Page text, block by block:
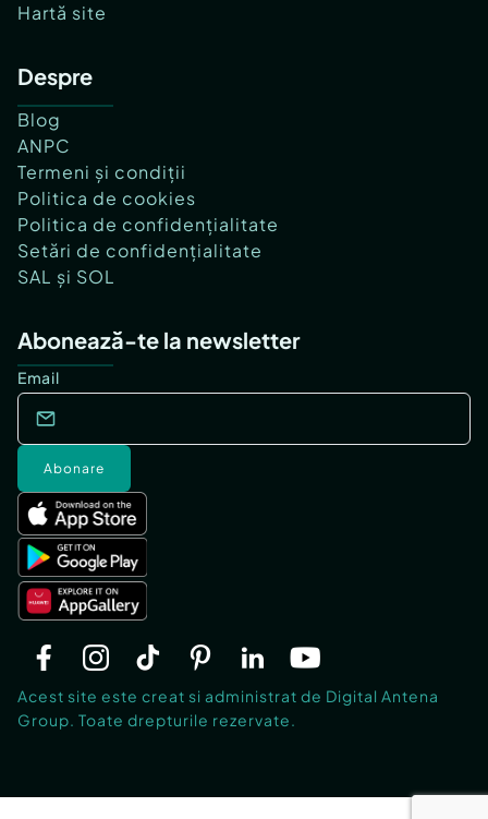
Hartă site
Despre
Blog
ANPC
Termeni și condiții
Politica de cookies
Politica de confidențialitate
Setări de confidențialitate
SAL și SOL
Abonează-te la newsletter
Email
Abonare
Acest site este creat si administrat de Digital Antena
Group. Toate drepturile rezervate.